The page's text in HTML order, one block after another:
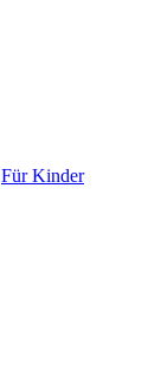
Für Kinder